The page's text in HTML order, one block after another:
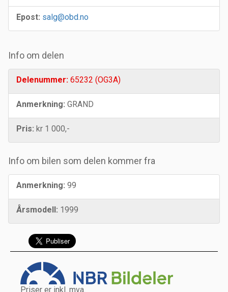
Epost: salg@obd.no
Info om delen
Delenummer: 65232 (OG3A)
Anmerkning: GRAND
Pris: kr 1 000,-
Info om bilen som delen kommer fra
Anmerkning: 99
Årsmodell: 1999
Priser er inkl. mva.